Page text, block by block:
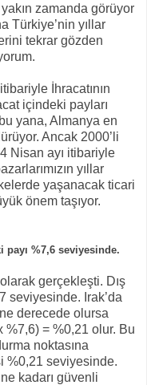
yakın zamanda görüyor
Türkiye’nin yıllar
tekrar gözden
İhracatının
içindeki payları
yana, Almanya en
Ancak 2000’li
Nisan ayı itibariyle
yıllar
yaşanacak ticari
önem taşıyor.
payı %7,6 seviyesinde.
gerçekleşti. Dış
seviyesinde. Irak’da
derecede olursa
= %0,21 olur. Bu
noktasına
%0,21 seviyesinde.
kadarı güvenli